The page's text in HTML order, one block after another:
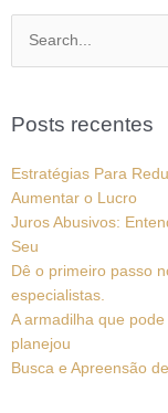
Pesquisar
por:
Posts recentes
Estratégias Para
Aumentar o Lucro
Juros Abusivos:
Seu
Dê o primeiro passo
especialistas.
A armadilha que
planejou
Busca e Apreensão